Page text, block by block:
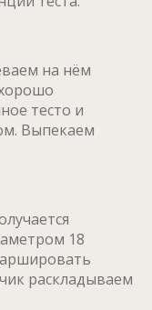
на нём
тесто и
Выпекаем
18
раскладываем